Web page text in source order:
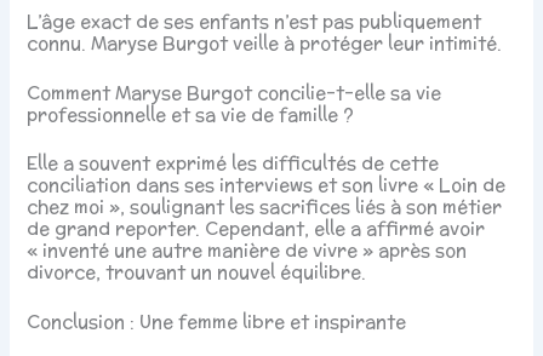
L’âge exact de ses enfants n’est pas publiquement
connu. Maryse Burgot veille à protéger leur intimité.
Comment Maryse Burgot concilie-t-elle sa vie
professionnelle et sa vie de famille ?
Elle a souvent exprimé les difficultés de cette
conciliation dans ses interviews et son livre « Loin de
chez moi », soulignant les sacrifices liés à son métier
de grand reporter. Cependant, elle a affirmé avoir
« inventé une autre manière de vivre » après son
divorce, trouvant un nouvel équilibre.
Conclusion : Une femme libre et inspirante